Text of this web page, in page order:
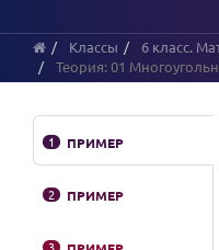
Классы 6 класс.
Теория: 01
1 ПРИМЕР
2 ПРИМЕР